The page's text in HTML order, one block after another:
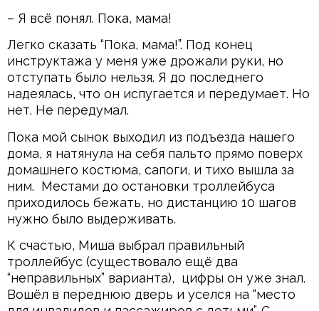
– Я всё понял. Пока, мама!
Легко сказать “Пока, мама!”. Под конец
инструктажа у меня уже дрожали руки, но
отступать было нельзя. Я до последнего
надеялась, что он испугается и передумает. Но
нет. Не передумал.
Пока мой сынок выходил из подъезда нашего
дома, я натянула на себя пальто прямо поверх
домашнего костюма, сапоги, и тихо вышла за
ним. Местами до остановки троллейбуса
приходилось бежать, но дистанцию 10 шагов
нужно было выдерживать.
К счастью, Миша выбрал правильный
троллейбус (существовало ещё два
“неправильных” варианта), цифры он уже знал.
Вошёл в переднюю дверь и уселся на “место